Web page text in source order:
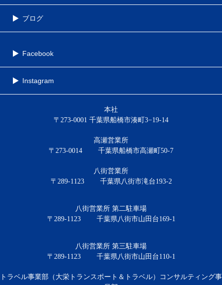
ブログ
Facebook
Instagram
本社
〒273-0001 千葉県船橋市湊町3−19-14
高瀬営業所
〒273-0014
千葉県船橋市高瀬町50-7
八街営業所
〒289-1123
千葉県八街市滝台193-2
八街営業所 第二駐車場
〒289-1123
千葉県八街市山田台169-1
八街営業所 第三駐車場
〒289-1123
千葉県八街市山田台110-1
トラベル事業部（大栄トランスポート＆トラベル）コンサルティング事